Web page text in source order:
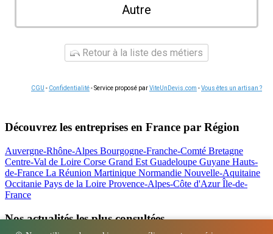
Autre
Retour à la liste des métiers
CGU - Confidentialité- Service proposé parViteUnDevis.com -Vous êtes un artisan ?
Découvrez les entreprises en France par Région
Auvergne-Rhône-Alpes Bourgogne-Franche-Comté Bretagne
Centre-Val de Loire Corse Grand Est Guadeloupe Guyane Hauts-
de-France La Réunion Martinique Normandie Nouvelle-Aquitaine
Occitanie Pays de la Loire Provence-Alpes-Côte d'AzurÎle-de-
France
Nos actualités les plus consultées